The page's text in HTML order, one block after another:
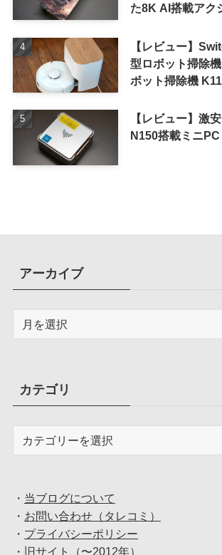
た8K AI搭載アク
【レビュー】
型ロボット掃除
ボット掃除機
【レビュー】激
N150搭載ミニPC
アーカイブ
ブカテゴリ
・ 当ブログについて
・ お問い合わせ（タレコミ）
・ プライバシーポリシー
・
旧サイト（〜2012年）